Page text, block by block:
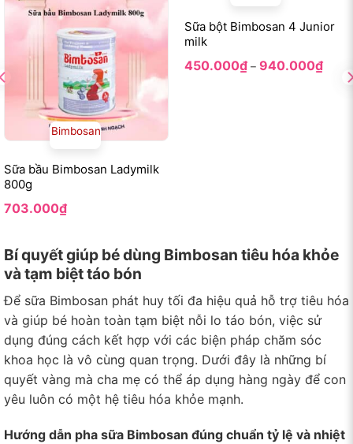
Sữa bầu Bimbosan Ladymilk
800g
Bimbosan
703.000₫
Sữa bột Bimbosan 4 Junior
milk
450.000₫ – 940.000₫giá:
Bí quyết giúp bé dùng Bimbosan tiêu hóa khỏe
và tạm biệt táo bón
Để sữa Bimbosan phát huy tối đa hiệu quả hỗ trợ tiêu hóa
và giúp bé hoàn toàn tạm biệt nỗi lo táo bón, việc sử
dụng đúng cách kết hợp với các biện pháp chăm sóc
khoa học là vô cùng quan trọng. Dưới đây là những bí
quyết vàng mà cha mẹ có thể áp dụng hàng ngày để con
yêu luôn có một hệ tiêu hóa khỏe mạnh.
Hướng dẫn pha sữa Bimbosan đúng chuẩn tỷ lệ và nhiệt